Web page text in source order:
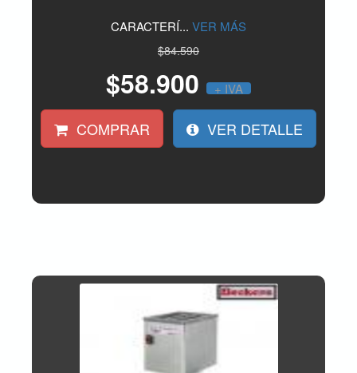
CARACTERÍ... VER MÁS
$84.590
$58.900 + IVA
COMPRAR VER DETALLE